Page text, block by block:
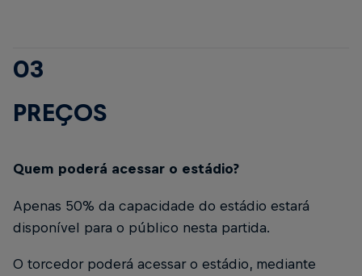
03
PREÇOS
Quem poderá acessar o estádio?
Apenas 50% da capacidade do estádio estará
disponível para o público nesta partida.
O torcedor poderá acessar o estádio, mediante